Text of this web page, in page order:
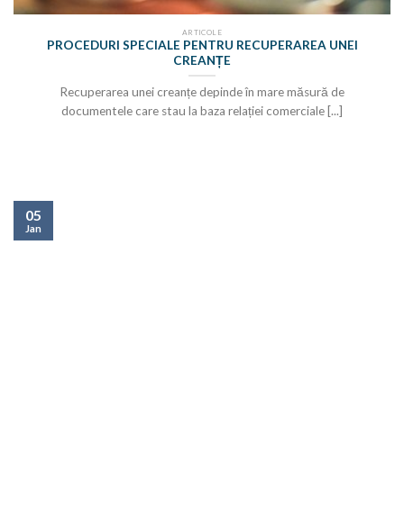
ARTICOLE
PROCEDURI SPECIALE PENTRU RECUPERAREA UNEI
CREANȚE
Recuperarea unei creanțe depinde în mare măsură de
documentele care stau la baza relației comerciale [...]
05
Jan